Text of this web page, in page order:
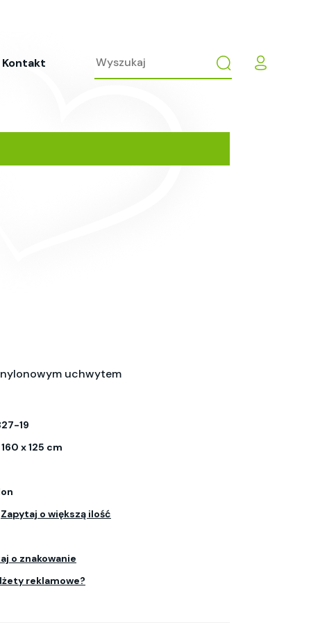
Kontakt
uchwytem
19
x 125 cm
Zapytaj o większą ilość
o znakowanie
reklamowe?